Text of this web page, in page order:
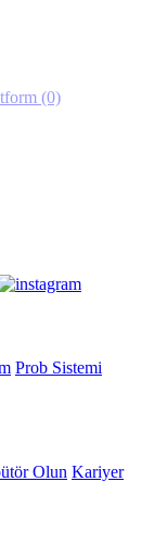
(0)
Prob Sistemi
Olun Kariyer